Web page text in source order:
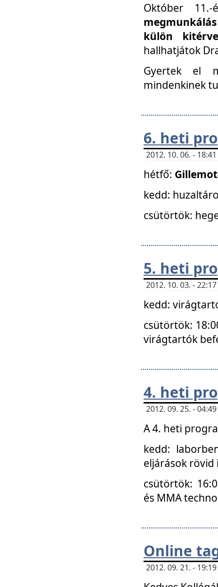
Október
külön
hallhatjátok
Gyertek el
mindenkinek
6. heti
2012. 10. 06. -
hétfő:
kedd:
csütörtök:
5. heti
2012. 10. 03. -
kedd:
csütörtök:
virágtartók
4. heti
2012. 09. 25. -
A 4. heti
kedd:
eljárások
csütörtök:
és MMA
Online
2012. 09. 21. -